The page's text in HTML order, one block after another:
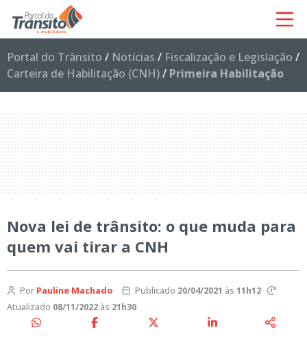
Portal do Trânsito / Notícias / Fiscalização e Legislação /
Carteira de Habilitação (CNH)/ Primeira Habilitação
Nova lei de trânsito: o que muda para
quem vai tirar a CNH
Por Pauline Machado Publicado 20/04/2021 às 11h12
Atualizado 08/11/2022 às 21h30